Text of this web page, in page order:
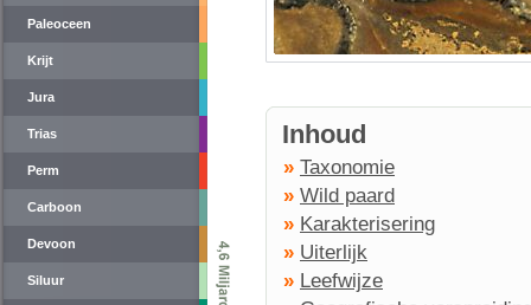
Paleoceen
Krijt
Jura
Trias
Perm
Carboon
Devoon
Siluur
Inhoud
» Taxonomie
» Wild paard
» Karakterisering
» Uiterlijk
» Leefwijze